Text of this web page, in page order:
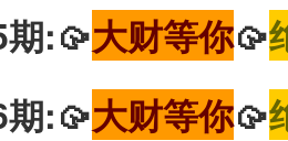
:🥠大财等你🥠
:🥠大财等你🥠